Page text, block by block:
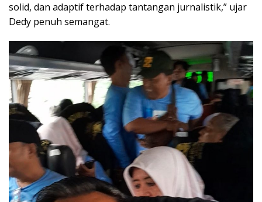
solid, dan adaptif terhadap tantangan jurnalistik,” ujar
Dedy penuh semangat.